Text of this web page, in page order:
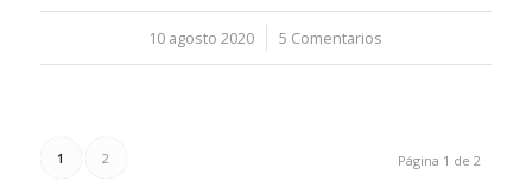
10 agosto 2020
/ 5 Comentarios
Página 1 de 2
1 2